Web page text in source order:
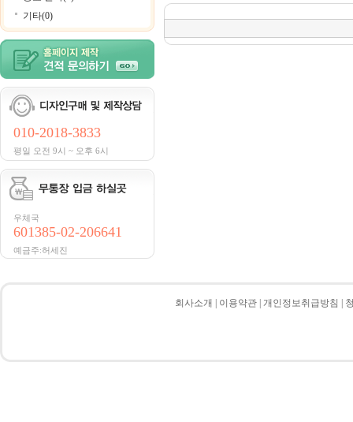
기타(0)
010-2018-3833
평일 오전 9시 ~ 오후 6시
우체국
601385-02-206641
예금주:허세진
회사소개 이용약관 개인정보취급방침